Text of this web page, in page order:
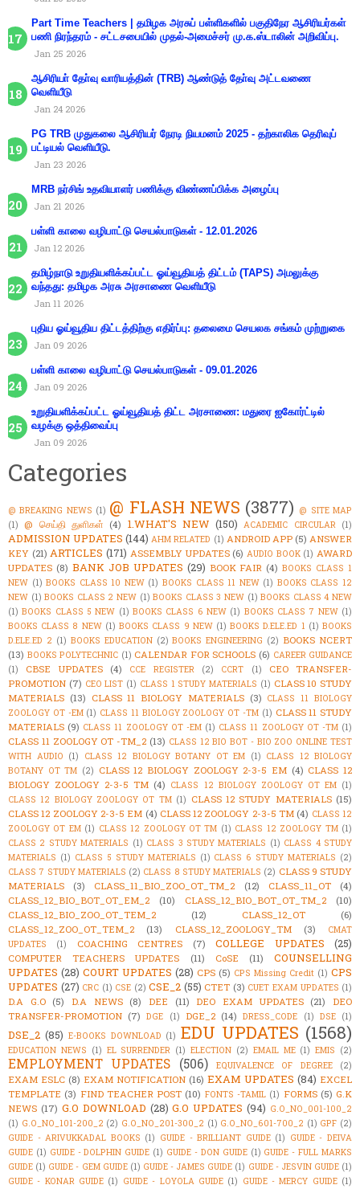
Part Time Teachers | தமிழக அரசுப் பள்ளிகளில் பகுதிநேர ஆசிரியர்கள்
பணி நிரந்தரம் - சட்டசபையில் முதல்-அமைச்சர் மு.க.ஸ்டாலின் அறிவிப்பு.
Jan 25 2026
ஆசிரியா் தோ்வு வாரியத்தின் (TRB) ஆண்டுத் தோ்வு அட்டவணை
வெளியீடு
Jan 24 2026
PG TRB முதுகலை ஆசிரியர் நேரடி நியமனம் 2025 - தற்காலிக தெரிவுப்
பட்டியல் வெளியீடு.
Jan 23 2026
MRB நர்சிங் உதவியாளர் பணிக்கு விண்ணப்பிக்க அழைப்பு
Jan 21 2026
பள்ளி காலை வழிபாட்டு செயல்பாடுகள் - 12.01.2026
Jan 12 2026
தமிழ்நாடு உறுதியளிக்கப்பட்ட ஓய்வூதியத் திட்டம் (TAPS) அமலுக்கு
வந்தது: தமிழக அரசு அரசாணை வெளியீடு
Jan 11 2026
புதிய ஓய்வூதிய திட்டத்திற்கு எதிர்ப்பு: தலைமை செயலக சங்கம் முற்றுகை
Jan 09 2026
பள்ளி காலை வழிபாட்டு செயல்பாடுகள் - 09.01.2026
Jan 09 2026
உறுதியளிக்கப்பட்ட ஓய்வூதியத் திட்ட அரசாணை: மதுரை ஐகோர்ட்டில்
வழக்கு ஒத்திவைப்பு
Jan 09 2026
Categories
@ BREAKING NEWS (1) @ FLASH NEWS (3877) @ SITE MAP
(1) @ செய்தி துளிகள் (4) 1.WHAT'S NEW (150) ACADEMIC CIRCULAR (1)
ADMISSION UPDATES (144) AHM RELATED (1) ANDROID APP (5) ANSWER
KEY (21) ARTICLES (171) ASSEMBLY UPDATES (6) AUDIO BOOK (1) AWARD
UPDATES (8) BANK JOB UPDATES (29) BOOK FAIR (4) BOOKS CLASS 1
NEW (1) BOOKS CLASS 10 NEW (1) BOOKS CLASS 11 NEW (1) BOOKS CLASS 12
NEW (1) BOOKS CLASS 2 NEW (1) BOOKS CLASS 3 NEW (1) BOOKS CLASS 4 NEW
(1) BOOKS CLASS 5 NEW (1) BOOKS CLASS 6 NEW (1) BOOKS CLASS 7 NEW (1)
BOOKS CLASS 8 NEW (1) BOOKS CLASS 9 NEW (1) BOOKS D.ELE.ED 1 (1) BOOKS
D.ELE.ED 2 (1) BOOKS EDUCATION (2) BOOKS ENGINEERING (2) BOOKS NCERT
(13) BOOKS POLYTECHNIC (1) CALENDAR FOR SCHOOLS (6) CAREER GUIDANCE
(1)
CBSE UPDATES (4) CCE REGISTER (2) CCRT (1)
CEO TRANSFER-
PROMOTION (7) CEO LIST (1) CLASS 1 STUDY MATERIALS (1) CLASS 10 STUDY
MATERIALS (13) CLASS 11 BIOLOGY MATERIALS (3) CLASS 11 BIOLOGY
ZOOLOGY OT -EM (1) CLASS 11 BIOLOGY ZOOLOGY OT -TM (1) CLASS 11 STUDY
MATERIALS (9) CLASS 11 ZOOLOGY OT -EM (1) CLASS 11 ZOOLOGY OT -TM (1)
CLASS 11 ZOOLOGY OT -TM_2 (13) CLASS 12 BIO BOT - BIO ZOO ONLINE TEST
WITH AUDIO (1) CLASS 12 BIOLOGY BOTANY OT EM (1) CLASS 12 BIOLOGY
BOTANY OT TM (2) CLASS 12 BIOLOGY ZOOLOGY 2-3-5 EM (4) CLASS 12
BIOLOGY ZOOLOGY 2-3-5 TM (4) CLASS 12 BIOLOGY ZOOLOGY OT EM (1)
CLASS 12 BIOLOGY ZOOLOGY OT TM (1) CLASS 12 STUDY MATERIALS (15)
CLASS 12 ZOOLOGY 2-3-5 EM (4) CLASS 12 ZOOLOGY 2-3-5 TM (4) CLASS 12
ZOOLOGY OT EM (1) CLASS 12 ZOOLOGY OT TM (1) CLASS 12 ZOOLOGY TM (1)
CLASS 2 STUDY MATERIALS (1) CLASS 3 STUDY MATERIALS (1) CLASS 4 STUDY
MATERIALS (1) CLASS 5 STUDY MATERIALS (1) CLASS 6 STUDY MATERIALS (2)
CLASS 7 STUDY MATERIALS (2) CLASS 8 STUDY MATERIALS (2) CLASS 9 STUDY
MATERIALS
(3) CLASS_11_BIO_ZOO_OT_TM_2 (12) CLASS_11_OT
(4)
CLASS_12_BIO_BOT_OT_EM_2
(10) CLASS_12_BIO_BOT_OT_TM_2
(10)
CLASS_12_BIO_ZOO_OT_TEM_2
(12) CLASS_12_OT
(6)
CLASS_12_ZOO_OT_TEM_2
(13) CLASS_12_ZOOLOGY_TM (3)
CMAT
UPDATES
(1) COACHING CENTRES (7) COLLEGE UPDATES (25)
COMPUTER TEACHERS UPDATES (11) CoSE (11)
COUNSELLING
UPDATES (28) COURT UPDATES (28) CPS (5) CPS Missing Credit (1) CPS
UPDATES (27) CRC (1) CSE (2) CSE_2 (55) CTET (3) CUET EXAM UPDATES (1)
D.A G.O (5) D.A NEWS (8) DEE (11) DEO EXAM UPDATES (21)
DEO
TRANSFER-PROMOTION (7) DGE (1) DGE_2 (14) DRESS_CODE (1) DSE (1)
DSE_2 (85) E-BOOKS DOWNLOAD (1) EDU UPDATES (1568)
EDUCATION NEWS (1) EL SURRENDER (1) ELECTION (2) EMAIL ME (1) EMIS (2)
EMPLOYMENT UPDATES (506) EQUIVALENCE OF DEGREE (2)
EXAM ESLC (8) EXAM NOTIFICATION (16) EXAM UPDATES (84) EXCEL
TEMPLATE (3) FIND TEACHER POST (10) FONTS -TAMIL (1) FORMS (5) G.K
NEWS (17) G.O DOWNLOAD (28) G.O UPDATES (94) G.O_NO_001-100_2
(1) G.O_NO_101-200_2 (2) G.O_NO_201-300_2 (1) G.O_NO_601-700_2 (1) GPF (2)
GUIDE - ARIVUKKADAL BOOKS (1) GUIDE - BRILLIANT GUIDE (1) GUIDE - DEIVA
GUIDE (1) GUIDE - DOLPHIN GUIDE (1) GUIDE - DON GUIDE (1) GUIDE - FULL MARKS
GUIDE (1) GUIDE - GEM GUIDE (1) GUIDE - JAMES GUIDE (1) GUIDE - JESVIN GUIDE (1)
GUIDE - KONAR GUIDE (1) GUIDE - LOYOLA GUIDE (1) GUIDE - MERCY GUIDE (1)